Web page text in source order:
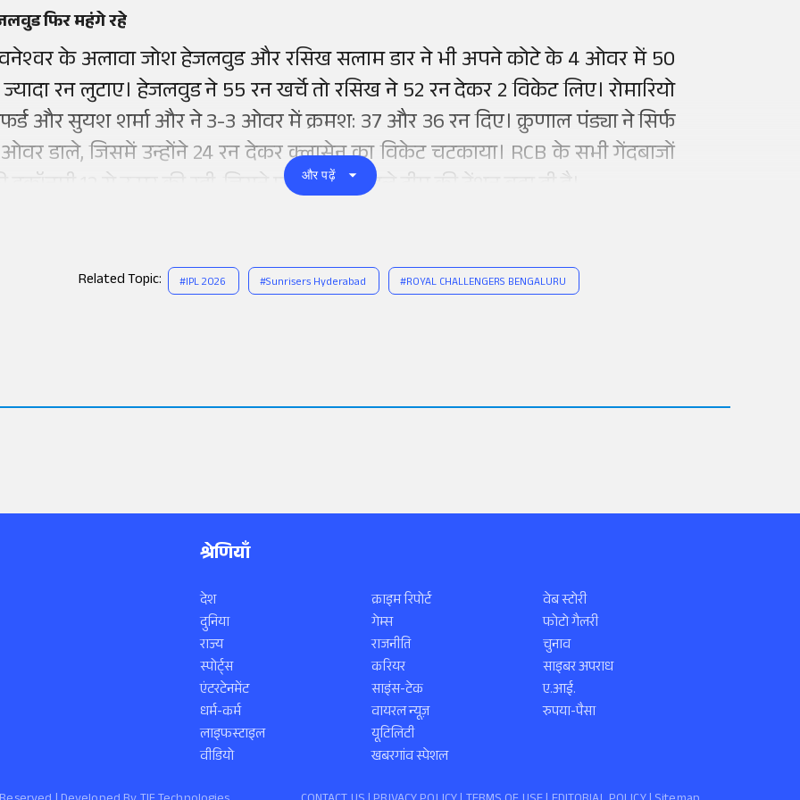
फिर महंगे रहे
के अलावा जोश हेजलवुड और रसिख सलाम डार ने भी अपने कोटे के 4 ओवर में 50
रन लुटाए। हेजलवुड ने 55 रन खर्चे तो रसिख ने 52 रन देकर 2 विकेट लिए। रोमारियो
और सुयश शर्मा और ने 3-3 ओवर में क्रमश: 37 और 36 रन दिए। क्रुणाल पंड्या ने सिर्फ
डाले, जिसमें उन्होंने 24 रन देकर क्लासेन का विकेट चटकाया। RCB के सभी गेंदबाजों
की इकॉनमी 12 से ऊपर की रही, जिसने प्लेऑफ से पहले टीम की टेंशन बढ़ा दी है।
और पढ़ें
Related Topic: #IPL 2026 #Sunrisers Hyderabad #ROYAL CHALLENGERS BENGALURU
श्रेणियाँ
देश
दुनिया
राज्य
स्पोर्ट्स
एंटरटेनमेंट
धर्म-कर्म
लाइफस्टाइल
वीडियो
क्राइम रिपोर्ट
गेम्स
राजनीति
करियर
साइंस-टेक
वायरल न्यूज़
यूटिलिटी
खबरगांव स्पेशल
वेब स्टोरी
फोटो गैलरी
चुनाव
साइबर अपराध
ए.आई.
रुपया-पैसा